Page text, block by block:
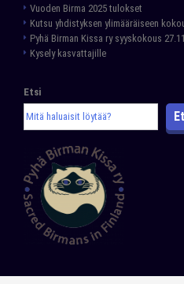
Vuoden Birma 2025 tulokset
Kutsu yhdistyksen ylimääräiseen
Pyhä Birman Kissa ry syyskokous
Kysely kasvattajille
Etsi